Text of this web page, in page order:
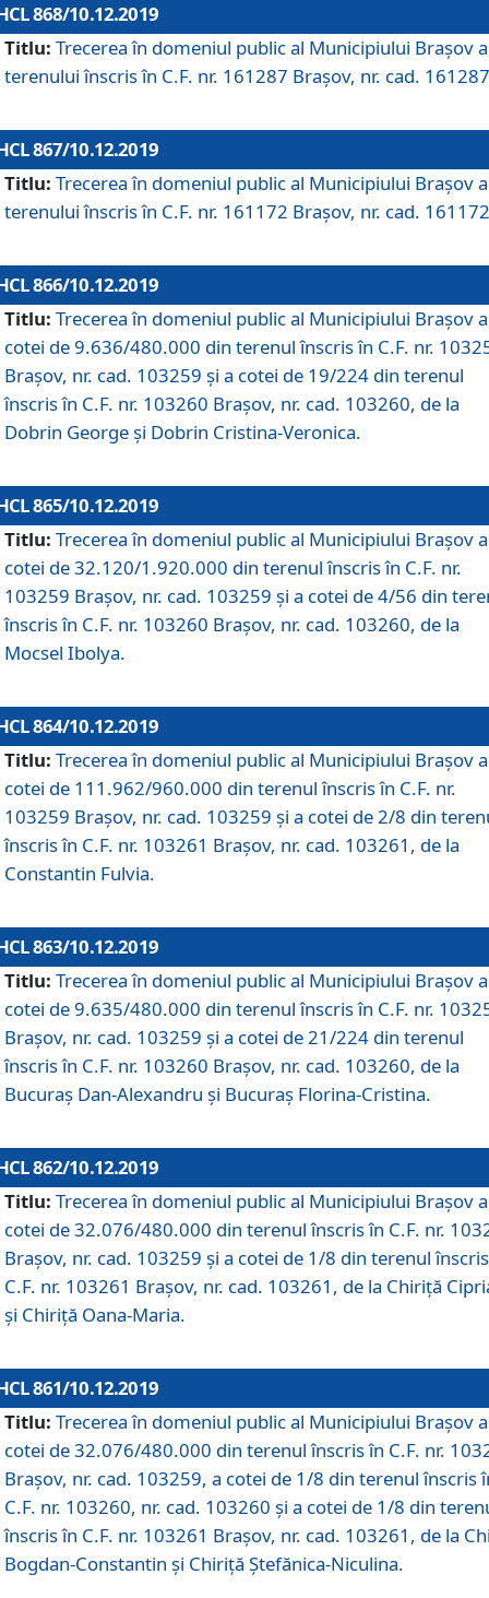
868/10.12.2019
Titlu: Trecerea în domeniul public al Municipiului Braşov a
terenului înscris în C.F. nr. 161287 Brașov, nr. cad.
867/10.12.2019
Titlu: Trecerea în domeniul public al Municipiului Braşov a
terenului înscris în C.F. nr. 161172 Brașov, nr. cad.
866/10.12.2019
Titlu: Trecerea în domeniul public al Municipiului Braşov a
cotei de 9.636/480.000 din terenul înscris în C.F. nr.
Brașov, nr. cad. 103259 și a cotei de 19/224 din terenul
înscris în C.F. nr. 103260 Brașov, nr. cad. 103260, de la
Dobrin George și Dobrin Cristina-Veronica.
865/10.12.2019
Titlu: Trecerea în domeniul public al Municipiului Braşov a
cotei de 32.120/1.920.000 din terenul înscris în C.F. nr.
103259 Brașov, nr. cad. 103259 și a cotei de 4/56 din
înscris în C.F. nr. 103260 Brașov, nr. cad. 103260, de la
Mocsel Ibolya.
864/10.12.2019
Titlu: Trecerea în domeniul public al Municipiului Braşov a
cotei de 111.962/960.000 din terenul înscris în C.F. nr.
103259 Brașov, nr. cad. 103259 și a cotei de 2/8 din
înscris în C.F. nr. 103261 Brașov, nr. cad. 103261, de la
Constantin Fulvia.
863/10.12.2019
Titlu: Trecerea în domeniul public al Municipiului Braşov a
cotei de 9.635/480.000 din terenul înscris în C.F. nr.
Brașov, nr. cad. 103259 și a cotei de 21/224 din terenul
înscris în C.F. nr. 103260 Brașov, nr. cad. 103260, de la
Bucuraș Dan-Alexandru și Bucuraș Florina-Cristina.
862/10.12.2019
Titlu: Trecerea în domeniul public al Municipiului Braşov a
cotei de 32.076/480.000 din terenul înscris în C.F. nr.
Brașov, nr. cad. 103259 și a cotei de 1/8 din terenul
C.F. nr. 103261 Brașov, nr. cad. 103261, de la Chiriță
și Chiriță Oana-Maria.
861/10.12.2019
Titlu: Trecerea în domeniul public al Municipiului Braşov a
cotei de 32.076/480.000 din terenul înscris în C.F. nr.
Brașov, nr. cad. 103259, a cotei de 1/8 din terenul înscris
C.F. nr. 103260, nr. cad. 103260 și a cotei de 1/8 din
înscris în C.F. nr. 103261 Brașov, nr. cad. 103261, de la
Bogdan-Constantin și Chiriță Ștefănica-Niculina.